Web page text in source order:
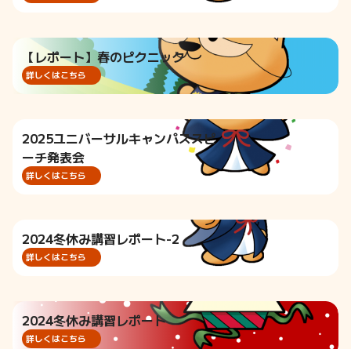
【レポート】春のピクニック
詳しくはこちら
2025ユニバーサルキャンパススピ
ーチ発表会
詳しくはこちら
2024冬休み講習レポート-2
詳しくはこちら
2024冬休み講習レポート
詳しくはこちら